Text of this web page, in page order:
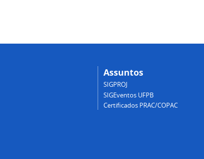
Assuntos
SIGPROJ
SIGEventos UFPB
Certificados PRAC/COPAC